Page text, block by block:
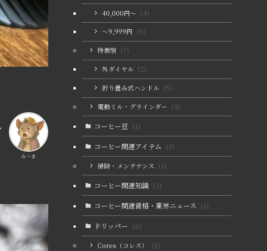
み〜ま
40,000円〜 (4)
〜9,999円 (5)
特徴別 (7)
外ダイヤル (2)
折り畳み式ハンドル (5)
電動ミル・グラインダー (3)
コーヒー豆 (1)
コーヒー関連アイテム (3)
掃除・メンテナンス (1)
コーヒー関連知識 (3)
コーヒー関連資格・業界ニュース (1)
ドリッパー (6)
Cores（コレス） (1)